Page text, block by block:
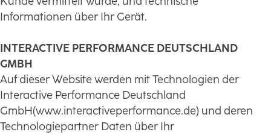
Informationen über Ihr Gerät.
INTERACTIVE PERFORMANCE DEUTSCHLAND
GMBH
Auf dieser Website werden mit Technologien der
Interactive Performance Deutschland
GmbH(www.interactiveperformance.de) und deren
Technologiepartner Daten über Ihr